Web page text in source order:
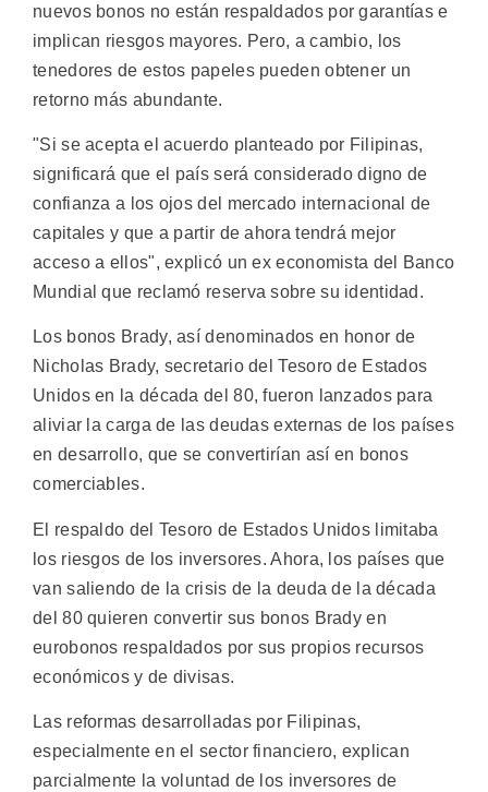
nuevos bonos no están respaldados por garantías e
implican riesgos mayores. Pero, a cambio, los
tenedores de estos papeles pueden obtener un
retorno más abundante.
"Si se acepta el acuerdo planteado por Filipinas,
significará que el país será considerado digno de
confianza a los ojos del mercado internacional de
capitales y que a partir de ahora tendrá mejor
acceso a ellos", explicó un ex economista del Banco
Mundial que reclamó reserva sobre su identidad.
Los bonos Brady, así denominados en honor de
Nicholas Brady, secretario del Tesoro de Estados
Unidos en la década del 80, fueron lanzados para
aliviar la carga de las deudas externas de los países
en desarrollo, que se convertirían así en bonos
comerciables.
El respaldo del Tesoro de Estados Unidos limitaba
los riesgos de los inversores. Ahora, los países que
van saliendo de la crisis de la deuda de la década
del 80 quieren convertir sus bonos Brady en
eurobonos respaldados por sus propios recursos
económicos y de divisas.
Las reformas desarrolladas por Filipinas,
especialmente en el sector financiero, explican
parcialmente la voluntad de los inversores de